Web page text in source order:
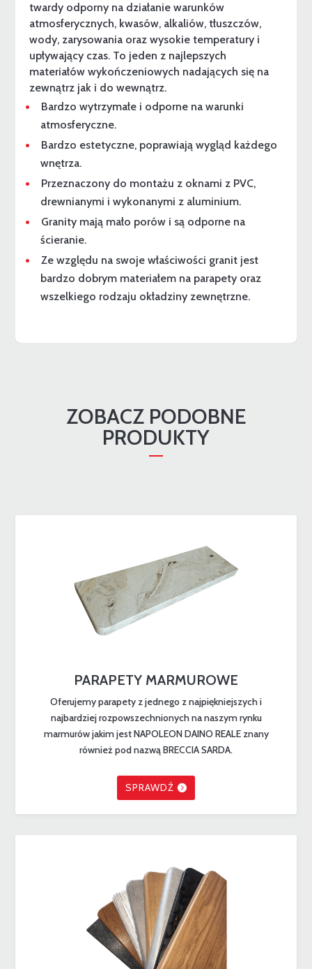
twardy odporny na działanie warunków
atmosferycznych, kwasów, alkaliów, tłuszczów,
wody, zarysowania oraz wysokie temperatury i
upływający czas. To jeden z najlepszych
materiałów wykończeniowych nadających się na
zewnątrz jak i do wewnątrz.
Bardzo wytrzymałe i odporne na warunki
atmosferyczne.
Bardzo estetyczne, poprawiają wygląd każdego
wnętrza.
Przeznaczony do montażu z oknami z PVC,
drewnianymi i wykonanymi z aluminium.
Granity mają mało porów i są odporne na
ścieranie.
Ze względu na swoje właściwości granit jest
bardzo dobrym materiałem na parapety oraz
wszelkiego rodzaju okładziny zewnętrzne.
ZOBACZ PODOBNE
PRODUKTY
PARAPETY MARMUROWE
Oferujemy parapety z jednego z najpiękniejszych i
najbardziej rozpowszechnionych na naszym rynku
marmurów jakim jest NAPOLEON DAINO REALE znany
również pod nazwą BRECCIA SARDA.
SPRAWDŹ